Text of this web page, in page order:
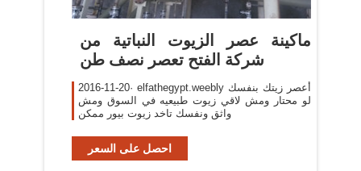
‫ماكينة عصر الزيوت النباتية من
شركة الفتح تعصر نصف طن
2016-11-20· elfathegypt.weebly أعصر زيتك بنفسك
لو محتار ومش لاقي زيوت طبيعيه في السوق ومش
واثق ونفسك تاخد زيوت بيور ممكن
احصل على السعر